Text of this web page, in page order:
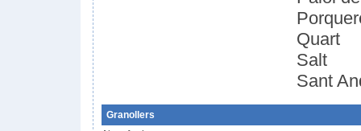
Quart
Salt
Sant
Granollers